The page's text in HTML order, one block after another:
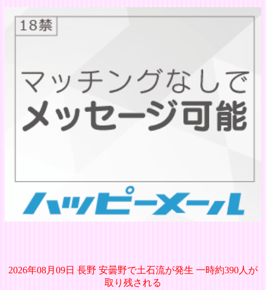
2026年08月09日 長野 安曇野で土石流が発生 一時約390人が
取り残される